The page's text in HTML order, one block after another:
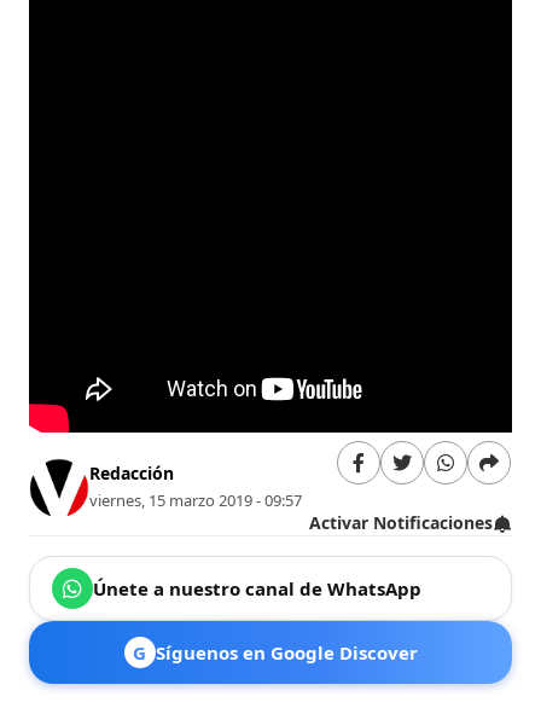
Redacción
viernes, 15 marzo 2019 - 09:57
Activar Notificaciones
Únete a nuestro canal de WhatsApp
G Síguenos en Google Discover